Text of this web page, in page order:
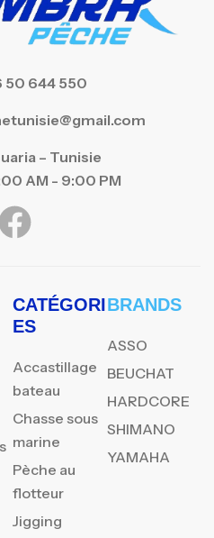
50 644 550
– Tunisie
AM - 9:00 PM
CATÉGORI
ES
Accastillage
bateau
Chasse sous
marine
Pèche au
flotteur
Jigging
BRANDS
ASSO
BEUCHAT
HARDCORE
SHIMANO
YAMAHA